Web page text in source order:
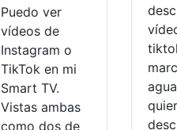
Puedo ver
vídeos de
Instagram o
TikTok en mi
Smart TV.
Vistas ambas
como dos de